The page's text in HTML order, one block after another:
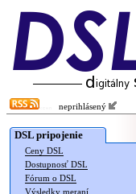
neprihlásený
DSL pripojenie
Ceny DSL
Dostupnosť DSL
Fórum o DSL
Výsledky meraní